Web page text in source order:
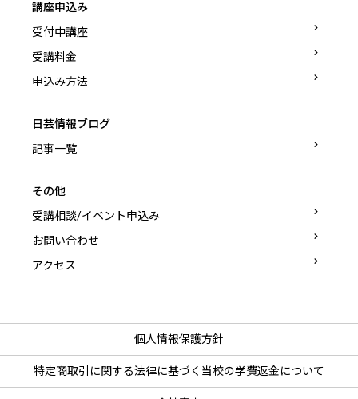
講座申込み
受付中講座
受講料金
申込み方法
日芸情報ブログ
記事一覧
その他
受講相談/イベント申込み
お問い合わせ
アクセス
個人情報保護方針
特定商取引に関する法律に基づく 当校の学費返金について